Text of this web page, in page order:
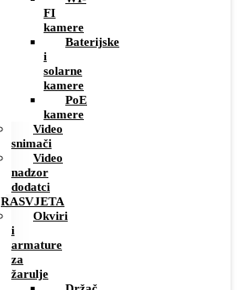
FI
kamere
Baterijske
i
solarne
kamere
PoE
kamere
Video
snimači
Video
nadzor
dodatci
RASVJETA
Okviri
i
armature
za
žarulje